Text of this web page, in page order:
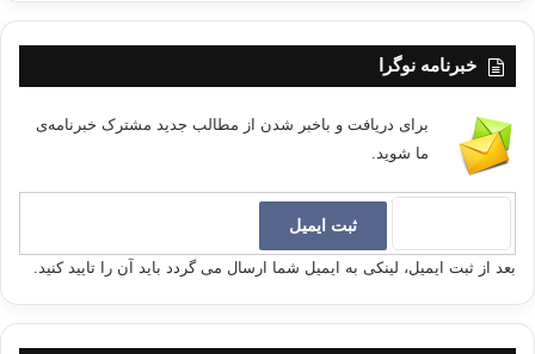
خبرنامه نوگرا
برای دریافت و باخبر شدن از مطالب جدید مشترک خبرنامه‌ی
ما شوید.
بعد از ثبت ایمیل، لینکی به ایمیل شما ارسال می گردد باید آن را تایید کنید.